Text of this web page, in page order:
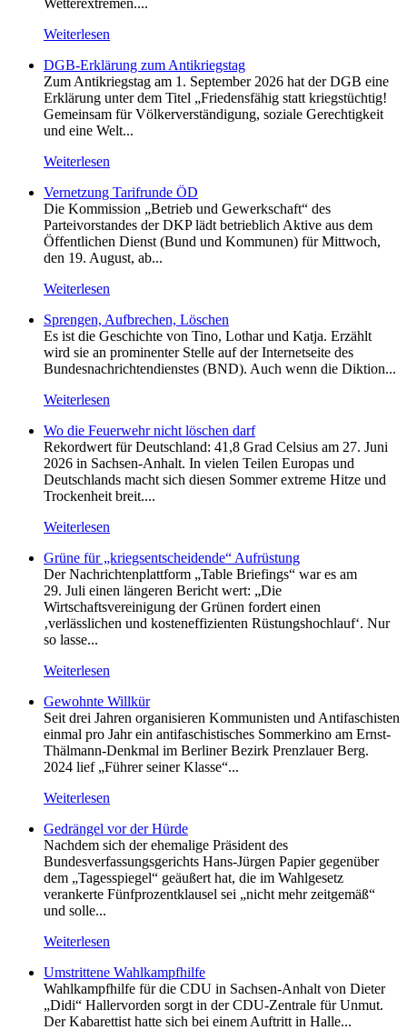
Weiterlesen
DGB-Erklärung zum Antikriegstag
Zum Antikriegstag am 1. September 2026 hat der DGB eine
Erklärung unter dem Titel „Friedensfähig statt kriegstüchtig!
Gemeinsam für Völkerverständigung, soziale Gerechtigkeit
und eine Welt...
Weiterlesen
Vernetzung Tarifrunde ÖD
Die Kommission „Betrieb und Gewerkschaft“ des
Parteivorstandes der DKP lädt betrieblich Aktive aus dem
Öffentlichen Dienst (Bund und Kommunen) für Mittwoch,
den 19. August, ab...
Weiterlesen
Sprengen, Aufbrechen, Löschen
Es ist die Geschichte von Tino, Lothar und Katja. Erzählt
wird sie an prominenter Stelle auf der Internetseite des
Bundesnachrichtendienstes (BND). Auch wenn die Diktion...
Weiterlesen
Wo die Feuerwehr nicht löschen darf
Rekordwert für Deutschland: 41,8 Grad Celsius am 27. Juni
2026 in Sachsen-Anhalt. In vielen Teilen Europas und
Deutschlands macht sich diesen Sommer extreme Hitze und
Trockenheit breit....
Weiterlesen
Grüne für „kriegsentscheidende“ Aufrüstung
Der Nachrichtenplattform „Table Briefings“ war es am
29. Juli einen längeren Bericht wert: „Die
Wirtschaftsvereinigung der Grünen fordert einen
‚verlässlichen und kosteneffizienten Rüstungshochlauf‘. Nur
so lasse...
Weiterlesen
Gewohnte Willkür
Seit drei Jahren organisieren Kommunisten und Antifaschisten
einmal pro Jahr ein antifaschistisches Sommerkino am Ernst-
Thälmann-Denkmal im Berliner Bezirk Prenzlauer Berg.
2024 lief „Führer seiner Klasse“...
Weiterlesen
Gedrängel vor der Hürde
Nachdem sich der ehemalige Präsident des
Bundesverfassungsgerichts Hans-Jürgen Papier gegenüber
dem „Tagesspiegel“ geäußert hat, die im Wahlgesetz
verankerte Fünfprozentklausel sei „nicht mehr zeitgemäß“
und solle...
Weiterlesen
Umstrittene Wahlkampfhilfe
Wahlkampfhilfe für die CDU in Sachsen-Anhalt von Dieter
„Didi“ Hallervorden sorgt in der CDU-Zentrale für Unmut.
Der Kabarettist hatte sich bei einem Auftritt in Halle...